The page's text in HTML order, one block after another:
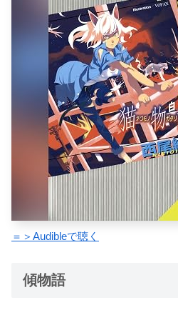
＝＞Audibleで聴く
傾物語